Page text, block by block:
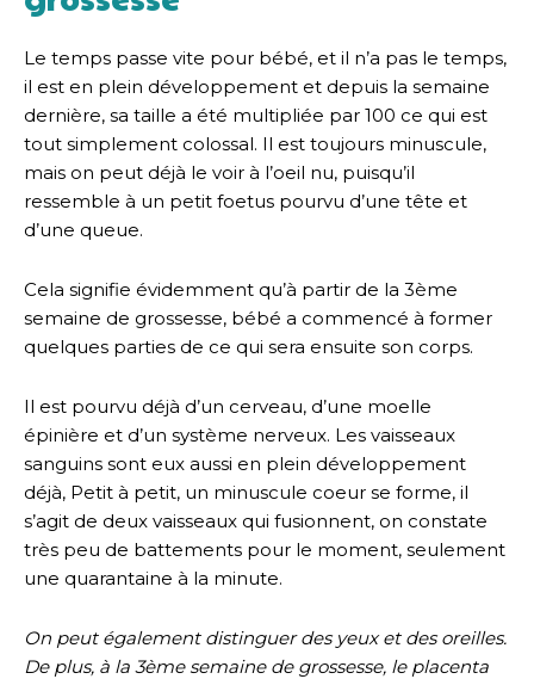
Le temps passe vite pour bébé, et il n’a pas le temps,
il est en plein développement et depuis la semaine
dernière, sa taille a été multipliée par 100 ce qui est
tout simplement colossal. Il est toujours minuscule,
mais on peut déjà le voir à l’oeil nu, puisqu’il
ressemble à un petit foetus pourvu d’une tête et
d’une queue.
Cela signifie évidemment qu’à partir de la 3ème
semaine de grossesse, bébé a commencé à former
quelques parties de ce qui sera ensuite son corps.
Il est pourvu déjà d’un cerveau, d’une moelle
épinière et d’un système nerveux. Les vaisseaux
sanguins sont eux aussi en plein développement
déjà, Petit à petit, un minuscule coeur se forme, il
s’agit de deux vaisseaux qui fusionnent, on constate
très peu de battements pour le moment, seulement
une quarantaine à la minute.
On peut également distinguer des yeux et des oreilles.
De plus, à la 3ème semaine de grossesse, le placenta